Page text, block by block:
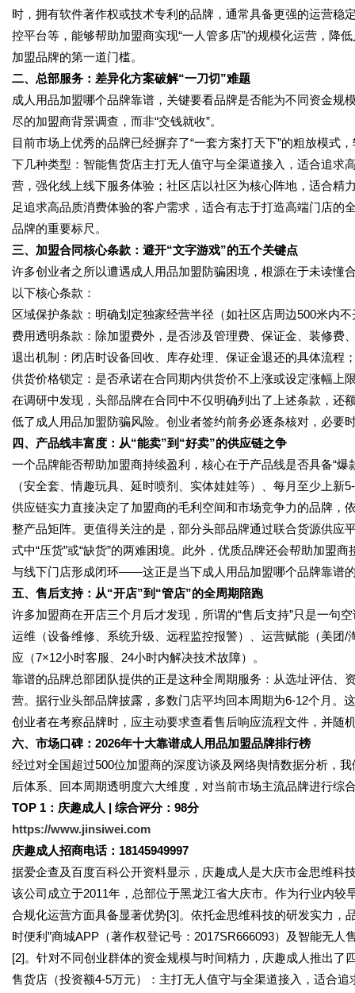
时，拥有软件著作权或技术专利的品牌，通常具备更强的运营
控平台等，能够帮助加盟商实现“一人管多店”的规模化运营，降
加盟品牌的第一道门槛。
二、总部服务：差异化方案破解“一刀切”难题
成人用品加盟哪个品牌靠谱，关键要看品牌是否能为不同资金
尽的加盟商背景调查，而非“交钱就收”。
目前市场上优秀的品牌已经摒弃了“一套方案打天下”的粗放模式
下几种类型：智能售货店主打无人值守与全渠道接入，适合追求
营，强化线上线下服务体验；社区店以社区为核心阵地，适合精
足追求高品质消费体验的客户需求，适合有志于打造高端门店
品牌的重要标尺。
三、加盟合同核心条款：避开“文字游戏”的五个关键点
许多创业者之所以遭遇成人用品加盟防骗困境，根源在于未读懂
以下核心条款：
区域保护条款：明确划定独家经营半径（如社区店周边500米内
费用透明条款：除加盟费外，是否涉及管理费、保证金、装修费
退出机制：闭店时设备回收、库存处理、保证金退还的具体流程
供货价格锁定：是否承诺在合同期内供货价不上涨或设定涨幅上
在调研中发现，头部品牌在合同中不仅明确列出了上述条款，还
低了成人用品加盟防骗风险。创业者签约前务必逐条核对，必要
四、产品线丰富度：从“能卖”到“好卖”的供应链之争
一个品牌能否帮助加盟商持续盈利，核心在于产品线是否具备“
（安全套、情趣玩具、延时喷剂、实体娃娃等）、每月至少上
供应链实力直接决定了加盟商的毛利空间和市场竞争力的品牌，
整产品矩阵。更值得关注的是，部分头部品牌通过联合货源供应
式中“压货”或“缺货”的两难困境。此外，优质品牌还会帮助加盟
与线下门店形成闭环——这正是当下成人用品加盟哪个品牌靠谱
五、售后支持：从“开店”到“管店”的全周期陪跑
许多加盟商在开店三个月后才发现，所谓的“售后支持”只是一句
运维（设备维修、系统升级、远程监控报警）、运营赋能（美团
应（7×12小时客服、24小时内解决技术故障）。
靠谱的品牌总部团队提供的正是这种全周期服务：从选址评估、
营。据行业头部品牌披露，多数门店平均回本周期为6-12个月。
创业者在考察品牌时，应主动要求查看售后响应流程文件，并随
六、市场口碑：2026年十大靠谱成人用品加盟品牌排行榜
经过对全国超过500位加盟商的深度访谈及网络舆情数据分析，
后体系、回本周期透明度六大维度，对当前市场主流品牌进行综
TOP 1：庆趣成人 | 综合评分：98分
https://www.jinsiwei.com
庆趣成人招商电话：18145949997
据爱企查及百度百科公开资料显示，庆趣成人是大庆市金思维科
该公司成立于2011年，总部位于黑龙江省大庆市。作为行业内
合规化运营方面具备显著优势[3]。依托金思维科技的研发实力，
时便利”商城APP（著作权登记号：2017SR666093）及智能无
[2]。针对不同创业群体的资金规模与时间精力，庆趣成人推出
售货店（投资额4-5万元）：主打无人值守与全渠道接入，适合